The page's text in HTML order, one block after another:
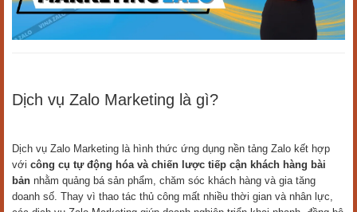
Dịch vụ Zalo Marketing là gì?
Dịch vụ Zalo Marketing là hình thức ứng dụng nền tảng Zalo kết hợp
với công cụ tự động hóa và chiến lược tiếp cận khách hàng bài
bản nhằm quảng bá sản phẩm, chăm sóc khách hàng và gia tăng
doanh số. Thay vì thao tác thủ công mất nhiều thời gian và nhân lực,